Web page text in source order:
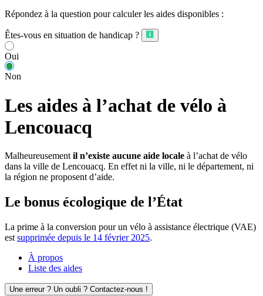
Répondez à la question pour calculer les aides disponibles :
Êtes-vous en situation de handicap ?
Oui
Non
Les aides à l’achat de vélo à
Lencouacq
Malheureusement il n’existe aucune aide locale à l’achat de vélo
dans la ville de Lencouacq. En effet ni la ville, ni le département, ni
la région ne proposent d’aide.
Le bonus écologique de l’État
La prime à la conversion pour un vélo à assistance électrique (VAE)
est supprimée depuis le 14 février 2025.
À propos
Liste des aides
Une erreur ? Un oubli ? Contactez-nous !